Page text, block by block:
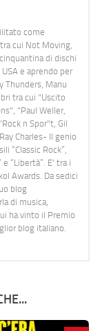
come
cui Not Moving,
di dischi
e aprendo per
Thunders, Manu
tra cui "Uscito
"Paul Weller,
n Spor"t, Gil
Charles- Il genio
“Classic Rock”,
“Libertà”. E' tra i
Awards. Da sedici
blog
di musica,
ha vinto il Premio
blog italiano.